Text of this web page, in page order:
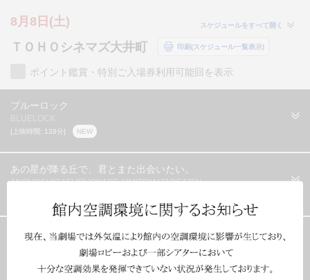
8月8日(土) スケジュールをすべて開く
ＴＯＨＯシネマズ大井町 印刷(スケジュール一覧表示)
ポイント鑑賞・特別ご入場券利用可能回を表示
ブルーロック
[上映時間: 128分] NEW
あの星が降る丘で、君とまた出会いたい。
ANOHOSHIGAFURUOKADE KIMITOMATADEAITAI
ミニオンズ＆モンスターズ（ＤｏｌｂｙＣＩＮＥＭＡ・吹替
MINIONS AND MONSTERS / DUB DOLBYCINEMA
[上映時間: 90分] NEW